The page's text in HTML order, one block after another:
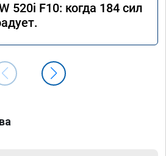
520i F10: когда 184 сил